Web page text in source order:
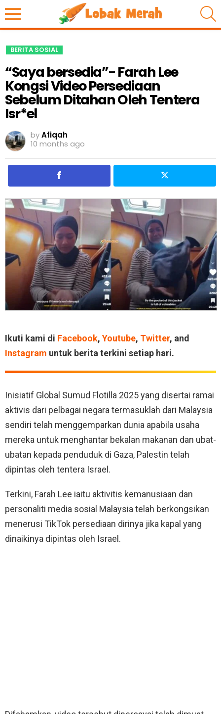
BERITA SOSIAL
“Saya bersedia”- Farah Lee
Kongsi Video Persediaan
Sebelum Ditahan Oleh Tentera
Isr*el
byAfiqah
10 months ago
Ikuti kami di Facebook, Youtube, Twitter, and
Instagram untuk berita terkini setiap hari.
Inisiatif Global Sumud Flotilla 2025 yang disertai ramai
aktivis dari pelbagai negara termasuklah dari Malaysia
sendiri telah menggemparkan dunia apabila usaha
mereka untuk menghantar bekalan makanan dan ubat-
ubatan kepada penduduk di Gaza, Palestin telah
dipintas oleh tentera Israel.
Terkini, Farah Lee iaitu aktivitis kemanusiaan dan
personaliti media sosial Malaysia telah berkongsikan
menerusi TikTok persediaan dirinya jika kapal yang
dinaikinya dipintas oleh Israel.